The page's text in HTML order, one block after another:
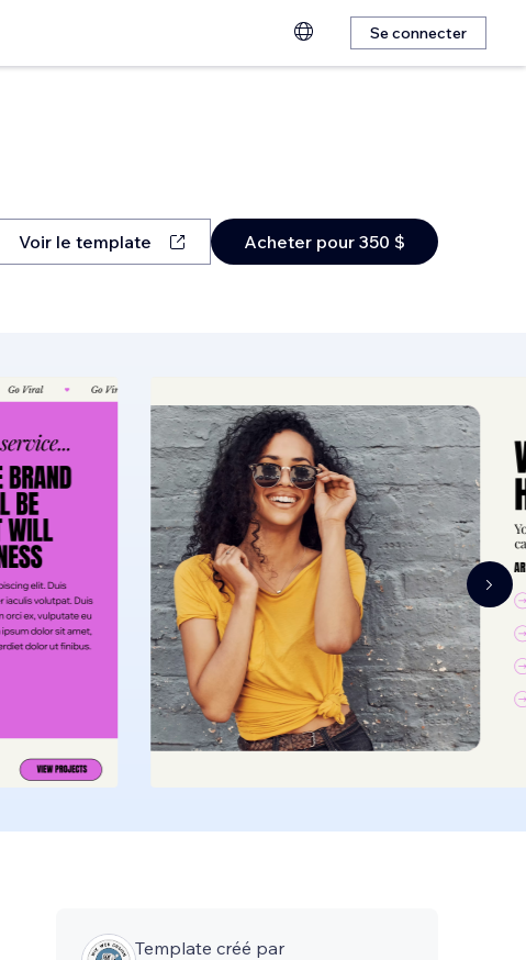
Se connecter
Voir le template Acheter pour 350 $
Template créé par